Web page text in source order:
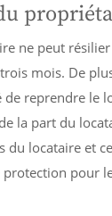
ne peut résilier
mois. De
de reprendre le
la part du
du locataire et
pour